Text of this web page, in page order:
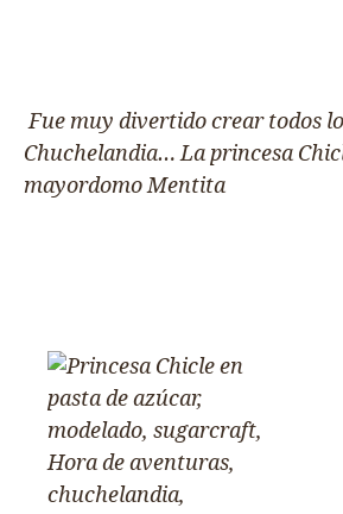
Fue muy divertido crear todos
Chuchelandia… La princesa
mayordomo Mentita